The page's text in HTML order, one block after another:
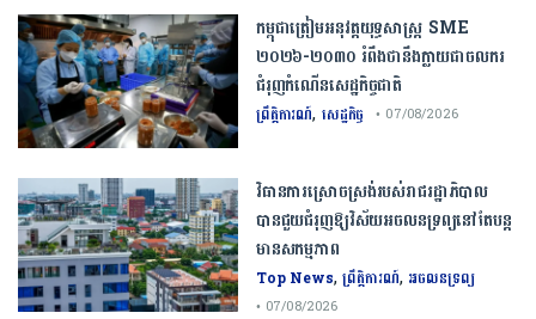
កម្ពុជា​ត្រៀមអនុវត្ត​យុទ្ធសាស្ត្រ​ ​SME​ ​
២០២៦​-​២០៣០​ រំពឹងថានឹងក្លាយ​ជា​ចលករ​
ជំរុញ​កំណើន​សេដ្ឋកិច្ច​ជាតិ​
ព្រឹត្តិការណ៍, សេដ្ឋកិច្ច • 07/08/2026
វិធានការស្រោចស្រង់របស់រាជរដ្ឋាភិបាល​
បាន​ជួយ​ជំរុញឱ្យវិស័យ​អចលនទ្រព្យនៅតែបន្ត​
មានសកម្មភាព
Top News,ព្រឹត្តិការណ៍, អចលនទ្រព្យ
• 07/08/2026